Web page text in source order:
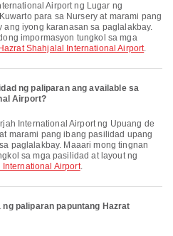
para sa Nursery at marami pang
iyong karanasan sa paglalakbay.
impormasyon tungkol sa mga
Hazrat Shahjalal International Airport.
ng paliparan ang available sa
Airport?
marami pang ibang pasilidad upang
paglalakbay. Maaari mong tingnan
sa mga pasilidad at layout ng
Airport.
paliparan papuntang Hazrat